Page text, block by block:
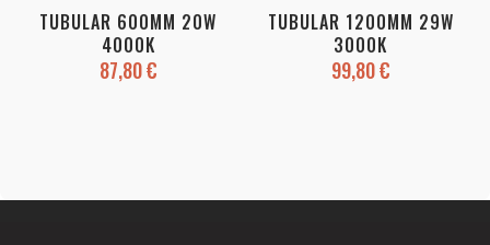
TUBULAR 600MM 20W
4000K
87,80 €
TUBULAR 1200MM 29W
3000K
99,80 €